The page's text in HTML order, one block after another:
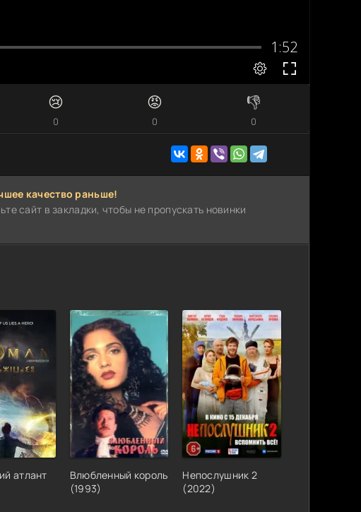
😢
0
😡
0
👎
0
качество раньше!
сайт в закладки, чтобы не пропускать новинки
атлант
Влюбленный король
(1993)
Непослушник 2
(2022)